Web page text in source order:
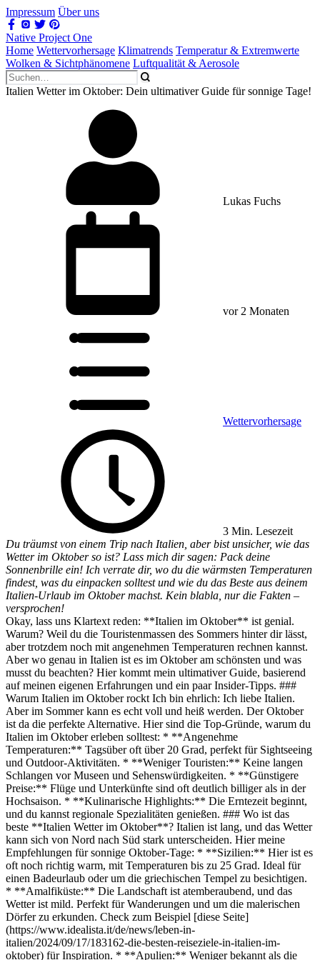
Impressum Über uns
Native Project One
Home Wettervorhersage Klimatrends Temperatur & Extremwerte
Wolken & Sichtphänomene Luftqualität & Aerosole
Italien Wetter im Oktober: Dein ultimativer Guide für sonnige Tage!
Lukas Fuchs
vor 2 Monaten
Wettervorhersage
3 Min. Lesezeit
Du träumst von einem Trip nach Italien, aber bist unsicher, wie das
Wetter im Oktober so ist? Lass mich dir sagen: Pack deine
Sonnenbrille ein! Ich verrate dir, wo du die wärmsten Temperaturen
findest, was du einpacken solltest und wie du das Beste aus deinem
Italien-Urlaub im Oktober machst. Kein blabla, nur die Fakten –
versprochen!
Okay, lass uns Klartext reden: **Italien im Oktober** ist genial.
Warum? Weil du die Touristenmassen des Sommers hinter dir lässt,
aber trotzdem noch mit angenehmen Temperaturen rechnen kannst.
Aber wo genau in Italien ist es im Oktober am schönsten und was
musst du beachten? Hier kommt mein ultimativer Guide, basierend
auf meinen eigenen Erfahrungen und ein paar Insider-Tipps. ###
Warum Italien im Oktober rockt Ich bin ehrlich: Ich liebe Italien.
Aber im Sommer kann es echt voll und heiß werden. Der Oktober
ist da die perfekte Alternative. Hier sind die Top-Gründe, warum du
Italien im Oktober erleben solltest: * **Angenehme
Temperaturen:** Tagsüber oft über 20 Grad, perfekt für Sightseeing
und Outdoor-Aktivitäten. * **Weniger Touristen:** Keine langen
Schlangen vor Museen und Sehenswürdigkeiten. * **Günstigere
Preise:** Flüge und Unterkünfte sind oft deutlich billiger als in der
Hochsaison. * **Kulinarische Highlights:** Die Erntezeit beginnt,
und du kannst regionale Spezialitäten genießen. ### Wo ist das
beste **Italien Wetter im Oktober**? Italien ist lang, und das Wetter
kann sich von Nord nach Süd stark unterscheiden. Hier meine
Empfehlungen für sonnige Oktober-Tage: * **Sizilien:** Hier ist es
oft noch richtig warm, mit Temperaturen bis zu 25 Grad. Ideal für
einen Badeurlaub oder um die griechischen Tempel zu besichtigen.
* **Amalfiküste:** Die Landschaft ist atemberaubend, und das
Wetter ist mild. Perfekt für Wanderungen und um die malerischen
Dörfer zu erkunden. Check zum Beispiel [diese Seite]
(https://www.idealista.it/de/news/leben-in-
italien/2024/09/17/183162-die-besten-reiseziele-in-italien-im-
oktober) für Inspiration. * **Apulien:** Weniger bekannt als die